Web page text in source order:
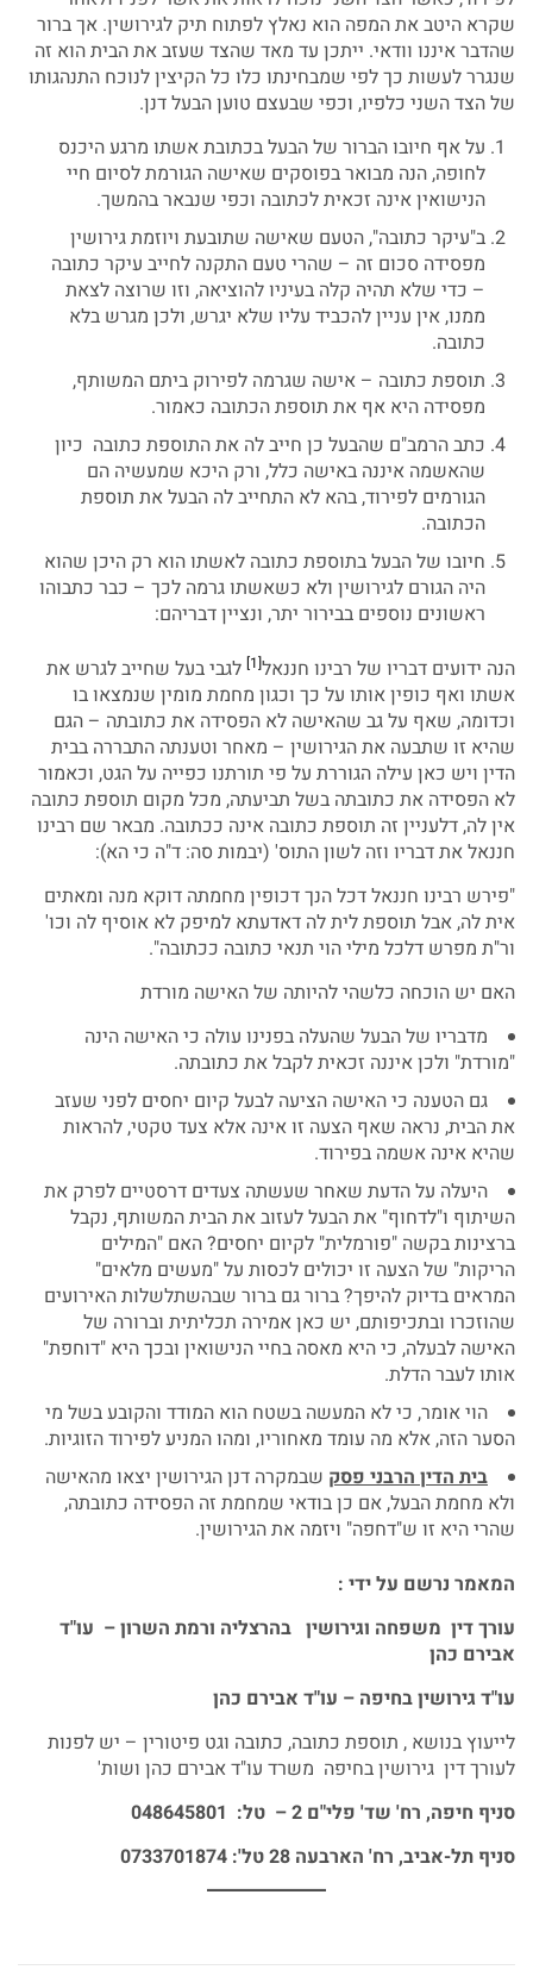
שקרא היטב את המפה הוא נאלץ לפתוח תיק לגירושין. אך ברור
שהדבר איננו וודאי. ייתכן עד מאד שהצד שעזב את הבית הוא זה
שנגרר לעשות כך לפי שמבחינתו כלו כל הקיצין לנוכח התנהגותו
של הצד השני כלפיו, וכפי שבעצם טוען הבעל דנן.
על אף חיובו הברור של הבעל בכתובת אשתו מרגע היכנס
לחופה, הנה מבואר בפוסקים שאישה הגורמת לסיום חיי
הנישואין אינה זכאית לכתובה וכפי שנבאר בהמשך.
ב"עיקר כתובה", הטעם שאישה שתובעת ויוזמת גירושין
מפסידה סכום זה – שהרי טעם התקנה לחייב עיקר כתובה
– כדי שלא תהיה קלה בעיניו להוציאה, וזו שרוצה לצאת
ממנו, אין עניין להכביד עליו שלא יגרש, ולכן מגרש בלא
כתובה.
תוספת כתובה – אישה שגרמה לפירוק ביתם המשותף,
מפסידה היא אף את תוספת הכתובה כאמור.
כתב הרמב"ם שהבעל כן חייב לה את התוספת כתובה כיון
שהאשמה איננה באישה כלל, ורק היכא שמעשיה הם
הגורמים לפירוד, בהא לא התחייב לה הבעל את תוספת
הכתובה.
חיובו של הבעל בתוספת כתובה לאשתו הוא רק היכן שהוא
היה הגורם לגירושין ולא כשאשתו גרמה לכך – כבר כתבוהו
ראשונים נוספים בבירור יתר, ונציין דבריהם:
הנה ידועים דבריו של רבינו חננאל[1]
לגבי בעל שחייב לגרש את
אשתו ואף כופין אותו על כך וכגון מחמת מומין שנמצאו בו
וכדומה, שאף על גב שהאישה לא הפסידה את כתובתה – הגם
שהיא זו שתבעה את הגירושין – מאחר וטענתה התבררה בבית
הדין ויש כאן עילה הגוררת על פי תורתנו כפייה על הגט, וכאמור
לא הפסידה את כתובתה בשל תביעתה, מכל מקום תוספת כתובה
אין לה, דלעניין זה תוספת כתובה אינה ככתובה. מבאר שם רבינו
חננאל את דבריו וזה לשון התוס' (יבמות סה: ד"ה כי הא):
"פירש רבינו חננאל דכל הנך דכופין מחמתה דוקא מנה ומאתים
אית לה, אבל תוספת לית לה דאדעתא למיפק לא אוסיף לה וכו'
ור"ת מפרש דלכל מילי הוי תנאי כתובה ככתובה".
האם יש הוכחה כלשהי להיותה של האישה מורדת
מדבריו של הבעל שהעלה בפנינו עולה כי האישה הינה
"מורדת" ולכן איננה זכאית לקבל את כתובתה.
גם הטענה כי האישה הציעה לבעל קיום יחסים לפני שעזב
את הבית, נראה שאף הצעה זו אינה אלא צעד טקטי, להראות
שהיא אינה אשמה בפירוד.
היעלה על הדעת שאחר שעשתה צעדים דרסטיים לפרק את
השיתוף ו"לדחוף" את הבעל לעזוב את הבית המשותף, נקבל
ברצינות בקשה "פורמלית" לקיום יחסים? האם "המילים
הריקות" של הצעה זו יכולים לכסות על "מעשים מלאים"
המראים בדיוק להיפך? ברור גם ברור שבהשתלשלות האירועים
שהוזכרו ובתכיפותם, יש כאן אמירה תכליתית וברורה של
האישה לבעלה, כי היא מאסה בחיי הנישואין ובכך היא "דוחפת"
אותו לעבר הדלת.
הוי אומר, כי לא המעשה בשטח הוא המודד והקובע בשל מי
הסער הזה, אלא מה עומד מאחוריו, ומהו המניע לפירוד הזוגיות.
בית הדין הרבני פסק שבמקרה דנן הגירושין יצאו מהאישה
ולא מחמת הבעל, אם כן בודאי שמחמת זה הפסידה כתובתה,
שהרי היא זו ש"דחפה" ויזמה את הגירושין.
המאמר נרשם על ידי :
עורך דין משפחה וגירושין בהרצליה ורמת השרון – עו"ד
אבירם כהן
עו"ד גירושין בחיפה – עו"ד אבירם כהן
לייעוץ בנושא , תוספת כתובה, כתובה וגט פיטורין – יש לפנות
לעורך דין גירושין בחיפה משרד עו"ד אבירם כהן ושות'
סניף חיפה, רח' שד' פלי"ם 2 – טל: 048645801
סניף תל-אביב, רח' הארבעה 28 טל': 0733701874